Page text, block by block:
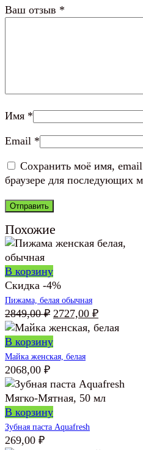
Ваш отзыв *
Имя *
Email *
Сохранить моё имя,
браузере для последующих
Похожие
В корзину
Скидка -4%
Пижама, белая обычная
2849,00₽ Первоначальная
цена
составляла
2849,00 ₽.
2727,00 ₽Текущая
цена:
В корзину
Майка женская, белая
2068,00 ₽
В корзину
Зубная паста Aquafresh
269,00 ₽